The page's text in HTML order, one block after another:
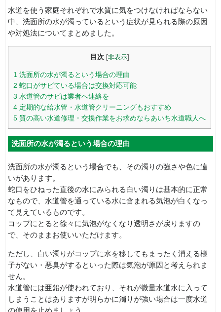
水道を使う家庭それぞれで水質に気をつけなければならない
中、洗面所の水が濁っているという症状が見られる際の原因
や対処法についてまとめました。
目次 非表示]
1 洗面所の水が濁るという場合の理由
2 蛇口がサビている場合は交換対応可能
3 水道管のサビは業者へ連絡を
4 定期的な給水管・水道管クリーニングもおすすめ
5 質の高い水道修理・交換作業をお求めならあいち水道職人へ
洗面所の水が濁るという場合の理由
洗面所の水が濁るという場合でも、その濁りの強さや色に違
いがあります。
蛇口をひねった直後の水にみられる白い濁りは基本的に正常
なもので、水道管を通っている水に含まれる気泡が白くなっ
て見えているものです。
コップにとると徐々に気泡がなくなり透明さが戻りますの
で、そのままお使いいただけます。
ただし、白い濁りがコップに水を移してもまったく消える様
子がない・悪臭がするといった際は気泡が原因と考えられま
せん。
水道管には亜鉛が使われており、それが微量水道水に入って
しまうことはありますが明らかに濁りが強い場合は一度水道